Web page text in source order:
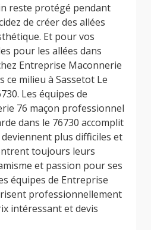
reste protégé pendant
de créer des allées
Et pour vos
pour les allées dans
Entreprise Maconnerie
ce milieu à Sassetot Le
Les équipes de
76 maçon professionnel
dans le 76730 accomplit
plus difficiles et
toujours leurs
et passion pour ses
équipes de Entreprise
professionnellement
intéressant et devis